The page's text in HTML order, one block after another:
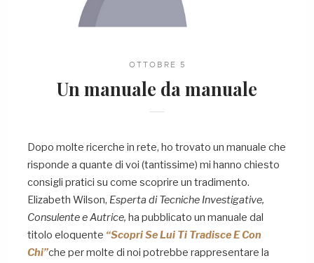
OTTOBRE 5
Un manuale damanuale
Dopo molte ricerche in rete, ho trovato un manuale che
risponde a quante di voi (tantissime) mi hanno chiesto
consigli pratici su come scoprire un tradimento.
Elizabeth Wilson, Esperta di Tecniche Investigative,
Consulente e Autrice, ha pubblicato un manuale dal
titolo eloquente “Scopri Se Lui Ti Tradisce E Con
Chi”che per molte di noi potrebbe rappresentare la